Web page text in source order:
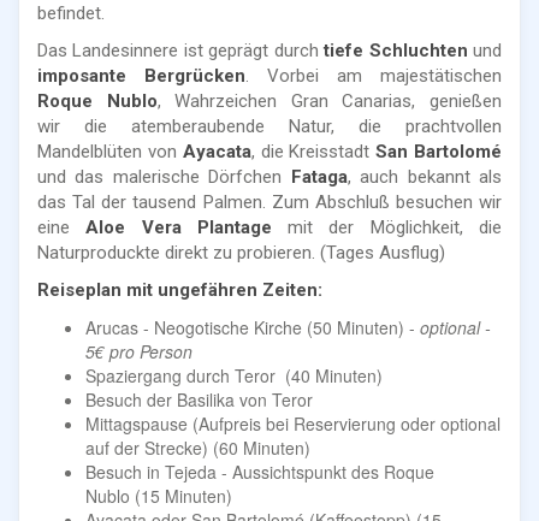
befindet.
Das Landesinnere ist geprägt durchtiefe Schluchten und
imposante Bergrücken . Vorbei am majestätischen
Roque Nublo, Wahrzeichen Gran Canarias, genießen
wir die atemberaubende Natur, die prachtvollen
Mandelblüten von Ayacata, die KreisstadtSan Bartolomé
und das malerische Dörfchen Fataga, auch bekannt als
das Tal der tausend Palmen. Zum Abschluß besuchen wir
eineAloe Vera Plantage mit der Möglichkeit, die
Naturproduckte direkt zu probieren. (Tages Ausflug)
Reiseplan mit ungefähren Zeiten:
Arucas - Neogotische Kirche (50 Minuten) - optional -
5€ pro Person
Spaziergang durch Teror (40 Minuten)
Besuch der Basilika von Teror
Mittagspause (Aufpreis bei Reservierung oder optional
auf der Strecke) (60 Minuten)
Besuch in Tejeda - Aussichtspunkt des Roque
Nublo (15 Minuten)